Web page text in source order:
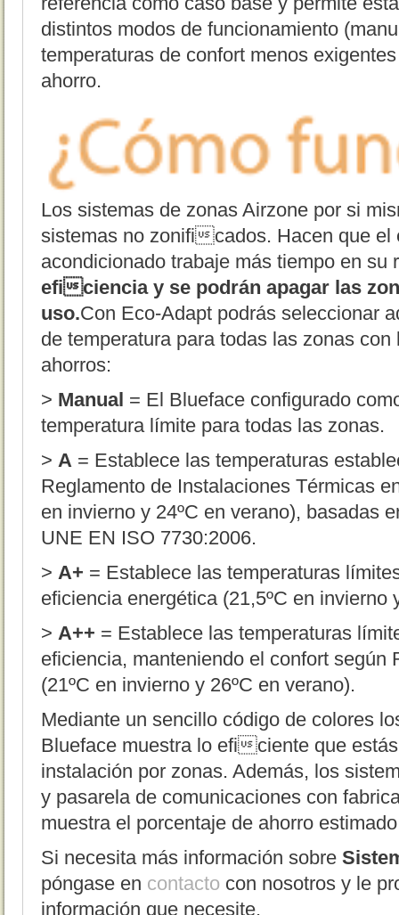
distintos modos de funcionamiento
temperaturas de confort menos
ahorro.
Los sistemas de zonas Airzone por si
sistemas no zonificados. Hacen que el
acondicionado trabaje más tiempo en su
eficiencia y se podrán apagar las
uso.Con Eco-Adapt podrás seleccionar
de temperatura para todas las zonas con
ahorros:
> Manual = El Blueface configurado
temperatura límite para todas las zonas.
> A = Establece las temperaturas
Reglamento de Instalaciones Térmicas
en invierno y 24ºC en verano), basadas
UNE EN ISO 7730:2006.
> A+ = Establece las temperaturas
eficiencia energética (21,5ºC en invierno
> A++ = Establece las temperaturas
eficiencia, manteniendo el confort según
(21ºC en invierno y 26ºC en verano).
Mediante un sencillo código de colores
Blueface muestra lo eficiente que
instalación por zonas. Además, los
y pasarela de comunicaciones con
muestra el porcentaje de ahorro
Si necesita más información sobre
póngase en contacto con nosotros y le
información que necesite.